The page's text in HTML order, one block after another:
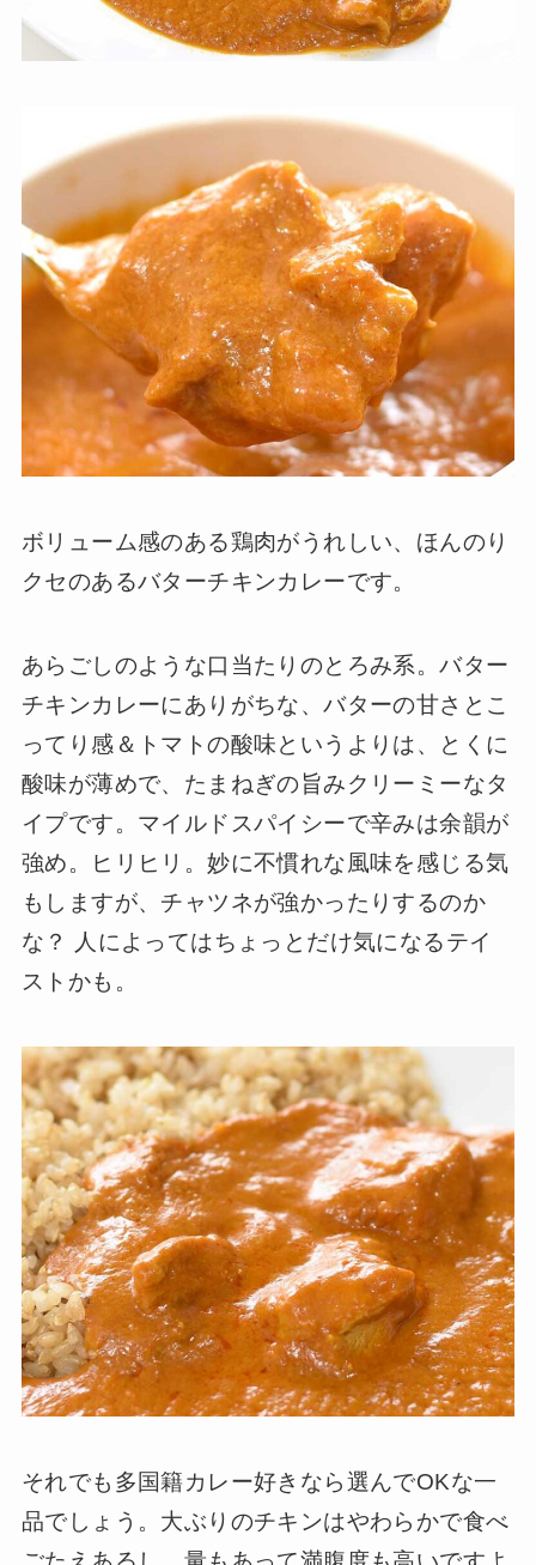
ボリューム感のある鶏肉がうれしい、ほんのり
クセのあるバターチキンカレーです。
あらごしのような口当たりのとろみ系。バター
チキンカレーにありがちな、バターの甘さとこ
ってり感＆トマトの酸味というよりは、とくに
酸味が薄めで、たまねぎの旨みクリーミーなタ
イプです。マイルドスパイシーで辛みは余韻が
強め。ヒリヒリ。妙に不慣れな風味を感じる気
もしますが、チャツネが強かったりするのか
な？ 人によってはちょっとだけ気になるテイ
ストかも。
それでも多国籍カレー好きなら選んでOKな一
品でしょう。大ぶりのチキンはやわらかで食べ